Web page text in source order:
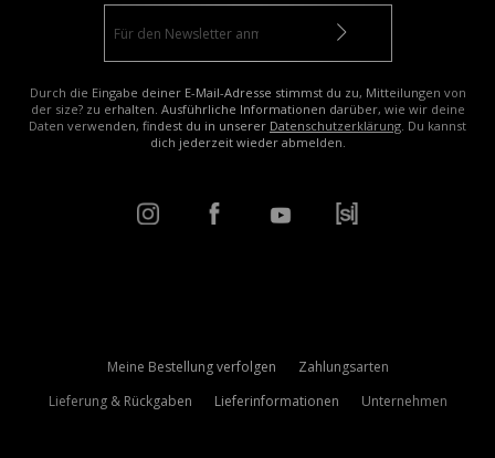
Durch die Eingabe deiner E-Mail-Adresse stimmst du zu, Mitteilungen von
der size? zu erhalten. Ausführliche Informationen darüber, wie wir deine
Daten verwenden, findest du in unserer Datenschutzerklärung. Du kannst
dich jederzeit wieder abmelden.
Meine Bestellung verfolgen
Zahlungsarten
Lieferung & Rückgaben
Lieferinformationen Unternehmen